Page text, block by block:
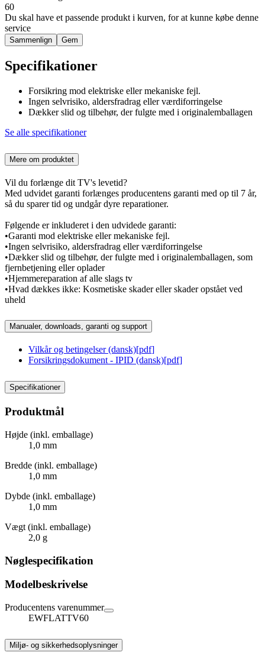
60
Du skal have et passende produkt i kurven, for at kunne købe denne
service
Sammenlign Gem
Specifikationer
Forsikring mod elektriske eller mekaniske fejl.
Ingen selvrisiko, aldersfradrag eller værdiforringelse
Dækker slid og tilbehør, der fulgte med i originalemballagen
Se alle specifikationer
Mere om produktet
Vil du forlænge dit TV's levetid?
Med udvidet garanti forlænges producentens garanti med op til 7 år,
så du sparer tid og undgår dyre reparationer.
Følgende er inkluderet i den udvidede garanti:
•Garanti mod elektriske eller mekaniske fejl.
•Ingen selvrisiko, aldersfradrag eller værdiforringelse
•Dækker slid og tilbehør, der fulgte med i originalemballagen, som
fjernbetjening eller oplader
•Hjemmereparation af alle slags tv
•Hvad dækkes ikke: Kosmetiske skader eller skader opstået ved
uheld
Manualer, downloads, garanti og support
Vilkår og betingelser (dansk)[pdf]
Forsikringsdokument - IPID (dansk)[pdf]
Specifikationer
Produktmål
Højde (inkl. emballage)
1,0 mm
Bredde (inkl. emballage)
1,0 mm
Dybde (inkl. emballage)
1,0 mm
Vægt (inkl. emballage)
2,0 g
Nøglespecifikation
Modelbeskrivelse
Producentens varenummer
EWFLATTV60
Miljø- og sikkerhedsoplysninger